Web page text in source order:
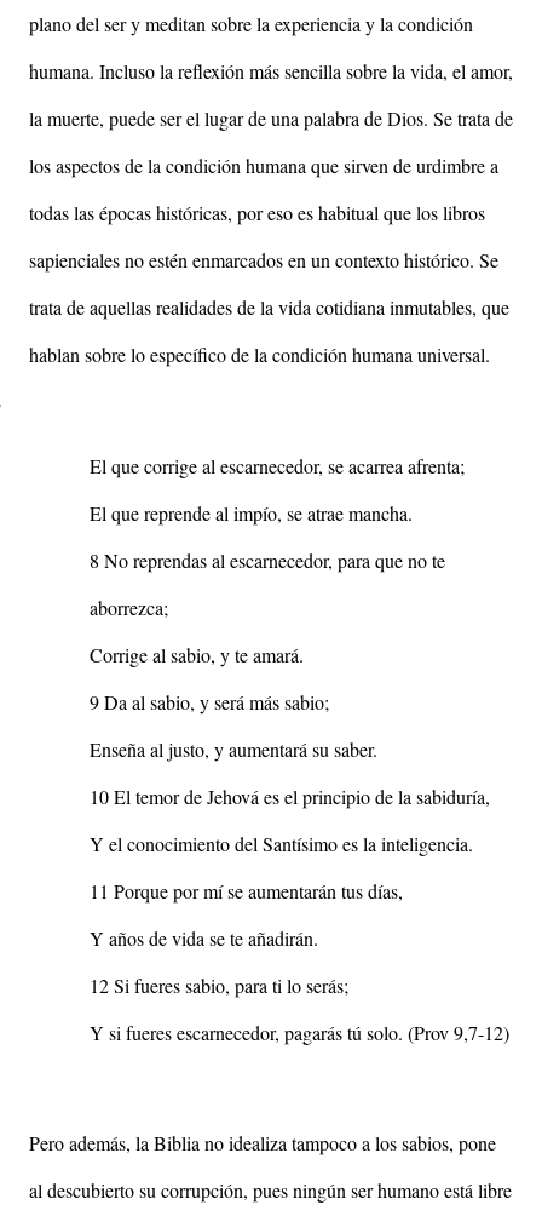
plano del ser y meditan sobre la experiencia y la condición
humana. Incluso la reflexión más sencilla sobre la vida, el amor,
la muerte, puede ser el lugar de una palabra de Dios. Se trata de
los aspectos de la condición humana que sirven de urdimbre a
todas las épocas históricas, por eso es habitual que los libros
sapienciales no estén enmarcados en un contexto histórico. Se
trata de aquellas realidades de la vida cotidiana inmutables, que
hablan sobre lo específico de la condición humana universal.
El que corrige al escarnecedor, se acarrea afrenta;
El que reprende al impío, se atrae mancha.
8 No reprendas al escarnecedor, para que no te
aborrezca;
Corrige al sabio, y te amará.
9 Da al sabio, y será más sabio;
Enseña al justo, y aumentará su saber.
10 El temor de Jehová es el principio de la sabiduría,
Y el conocimiento del Santísimo es la inteligencia.
11 Porque por mí se aumentarán tus días,
Y años de vida se te añadirán.
12 Si fueres sabio, para ti lo serás;
Y si fueres escarnecedor, pagarás tú solo. (Prov 9,7-12)
Pero además, la Biblia no idealiza tampoco a los sabios, pone
al descubierto su corrupción, pues ningún ser humano está libre